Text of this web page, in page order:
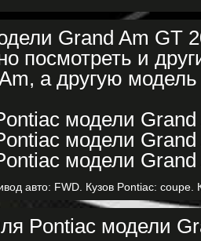
Grand Am GT
посмотреть и
а другую
авто: FWD. Кузов Pontiac: coupe.
Pontiac модели